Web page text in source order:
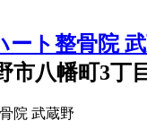
市八幡町3丁
院 武蔵野